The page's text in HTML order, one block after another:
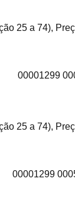
25 a 74),
00001299
25 a 74),
00001299